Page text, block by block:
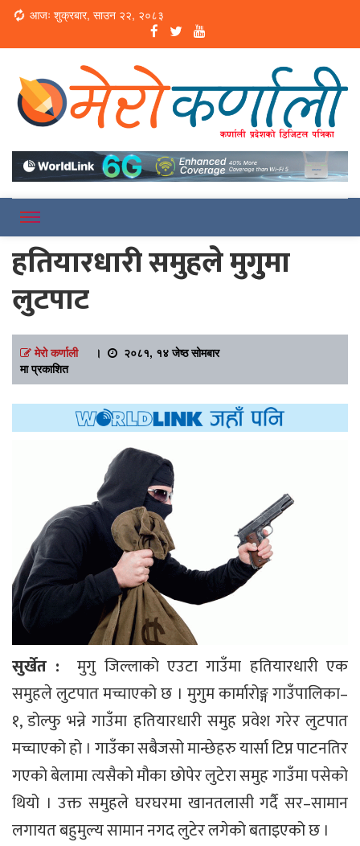
Loading...
आजः शुक्रबार, साउन २२, २०८३
Merokarnali
हतियारधारी समुहले मुगुुमा
लुटपाट
मेरो कर्णाली।
२०८१, १४ जेष्ठ सोमबार
मा प्रकाशित
सुर्खेत :
मुगु जिल्लाको एउटा गाउँमा हतियारधारी एक
समुहले लुटपात मच्चाएको छ । मुगुम कार्मारोङ्ग गाउँपालिका–
१, डोल्फु भन्ने गाउँमा हतियारधारी समुह प्रवेश गरेर लुटपात
मच्चाएको हो । गाउँका सबैजसो मान्छेहरु यार्सा टिप्न पाटनतिर
गएको बेलामा त्यसैको मौका छोपेर लुटेरा समुह गाउँमा पसेको
थियो । उक्त समुहले घरघरमा खानतलासी गर्दै सर–सामान
लगायत बहुमुल्य सामान नगद लुटेर लगेको बताइएको छ ।